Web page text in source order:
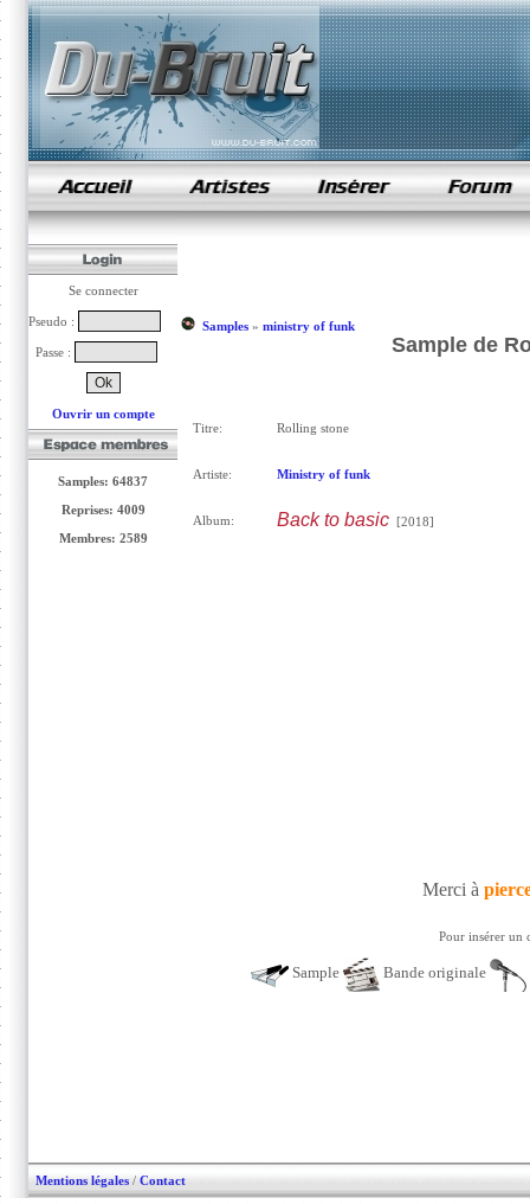
samples de rap
Se connecter
Pseudo :
Passe :
Ouvrir un compte
Samples: 64837
Reprises: 4009
Membres: 2589
Samples» ministry of funk
Sample de
Titre: Rolling stone
Artiste: Ministry of funk
Album: Back to basic[2018]
Merci à
Pour insérer un
Sample Bande originale
Mentions légales / Contact